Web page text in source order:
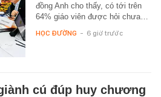
đồng Anh cho thấy, có tới trên
64% giáo viên được hỏi chưa…
HỌC ĐƯỜNG - 6 giờ trước
cú đúp huy chương